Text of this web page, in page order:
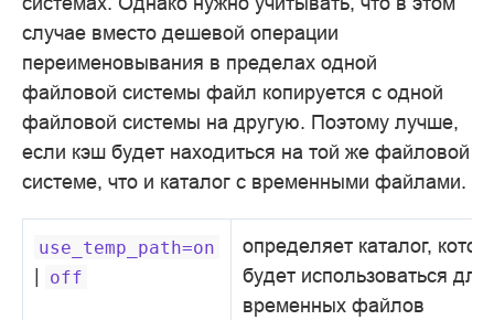
случае вместо дешевой операции
переименовывания в пределах одной
файловой системы файл копируется с одной
файловой системы на другую. Поэтому лучше,
если кэш будет находиться на той же файловой
системе, что и каталог с временными файлами.
use_temp_path=on
| off
определяет каталог,
будет использоваться для
временных файлов